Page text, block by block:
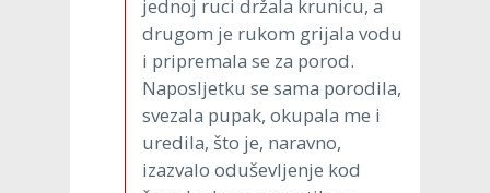
jednoj ruci držala krunicu, a
drugom je rukom grijala vodu
i pripremala se za porod.
Naposljetku se sama porodila,
svezala pupak, okupala me i
uredila, što je, naravno,
izazvalo oduševljenje kod